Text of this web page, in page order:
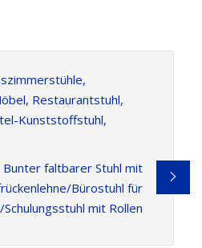
Restaurantstuhl,
Kunststoffstuhl,
Bunter faltbarer Stuhl mit
Bürostuhl für
mit Rollen